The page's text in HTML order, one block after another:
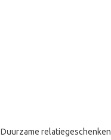
Duurzame relatiegeschenken